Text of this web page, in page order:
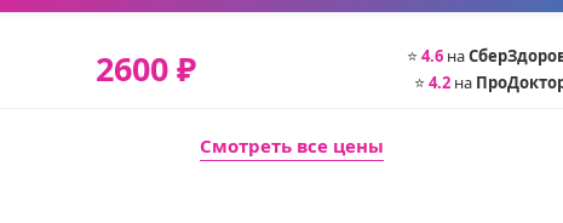
2600 ₽ ⭐ 4.6 на
⭐ 4.2 на
Смотреть все цены